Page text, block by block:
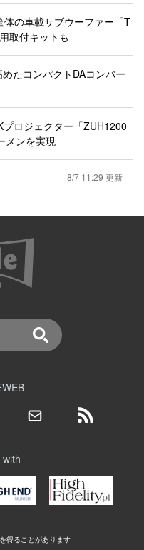
の車載サブウーファー「T
取付キットも
たコンパクトDAコンバー
ロジェクター「ZUH1200
メンを実現
8/7 11:29 更新
得ることがあります